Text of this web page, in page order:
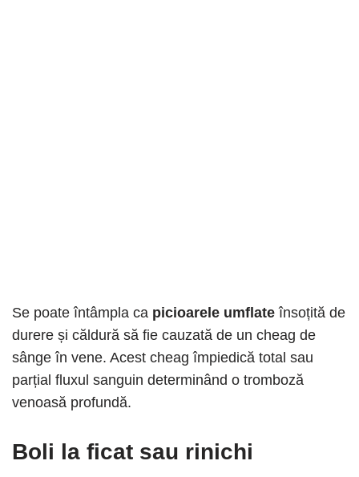
Se poate întâmpla ca picioarele umflateînsoțită de
durere și căldură să fie cauzată de un cheag de
sânge în vene. Acest cheag împiedică total sau
parțial fluxul sanguin determinând o tromboză
venoasă profundă.
Boli la ficat sau rinichi